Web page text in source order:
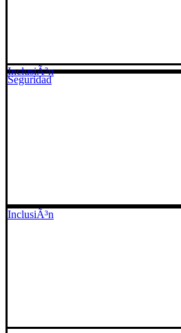
Seguridad
InclusiÃ³n
InclusiÃ³n